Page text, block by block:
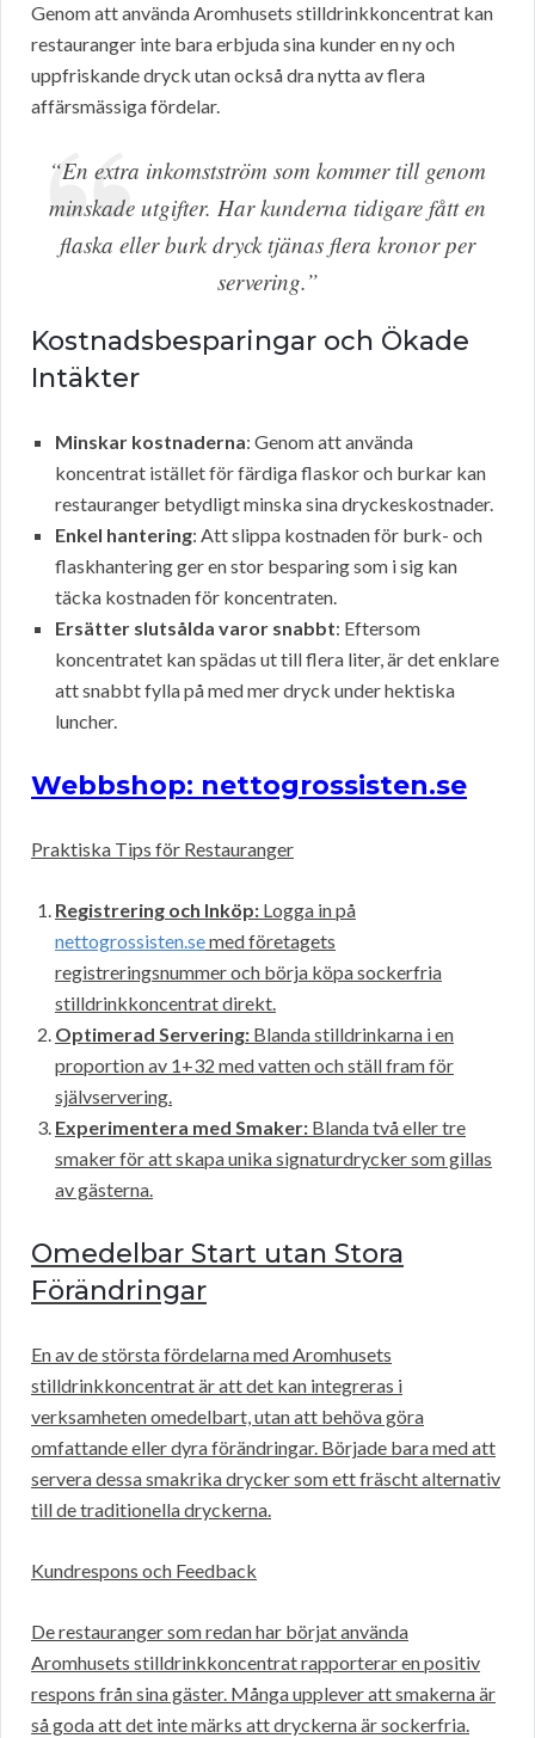
Genom att använda Aromhusets stilldrinkkoncentrat kan
restauranger inte bara erbjuda sina kunder en ny och
uppfriskande dryck utan också dra nytta av flera
affärsmässiga fördelar.
“En extra inkomstström som kommer till genom
minskade utgifter. Har kunderna tidigare fått en
flaska eller burk dryck tjänas flera kronor per
servering.”
Kostnadsbesparingar och Ökade
Intäkter
Minskar kostnaderna: Genom att använda
koncentrat istället för färdiga flaskor och burkar kan
restauranger betydligt minska sina dryckeskostnader.
Enkel hantering: Att slippa kostnaden för burk- och
flaskhantering ger en stor besparing som i sig kan
täcka kostnaden för koncentraten.
Ersätter slutsålda varor snabbt: Eftersom
koncentratet kan spädas ut till flera liter, är det enklare
att snabbt fylla på med mer dryck under hektiska
luncher.
Webbshop: nettogrossisten.se
Praktiska Tips för Restauranger
Registrering och Inköp: Logga in på
nettogrossisten.semed företagets
registreringsnummer och börja köpa sockerfria
stilldrinkkoncentrat direkt.
Optimerad Servering: Blanda stilldrinkarna i en
proportion av 1+32 med vatten och ställ fram för
självservering.
Experimentera med Smaker: Blanda två eller tre
smaker för att skapa unika signaturdrycker som gillas
av gästerna.
Omedelbar Start utan Stora
Förändringar
En av de största fördelarna med Aromhusets
stilldrinkkoncentrat är att det kan integreras i
verksamheten omedelbart, utan att behöva göra
omfattande eller dyra förändringar. Började bara med att
servera dessa smakrika drycker som ett fräscht alternativ
till de traditionella dryckerna.
Kundrespons och Feedback
De restauranger som redan har börjat använda
Aromhusets stilldrinkkoncentrat rapporterar en positiv
respons från sina gäster. Många upplever att smakerna är
så goda att det inte märks att dryckerna är sockerfria.